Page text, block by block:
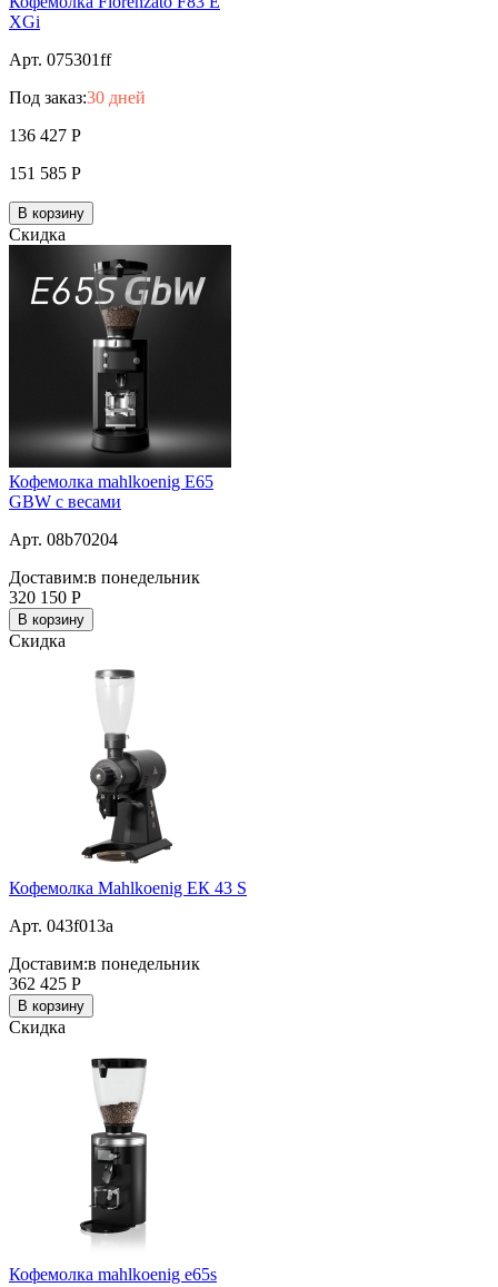
XGi
Арт. 075301ff
Под заказ:30 дней
136 427 Р
151 585 Р
В корзину
Скидка
Кофемолка mahlkoenig E65
GBW с весами
Арт. 08b70204
Доставим:в понедельник
320 150 Р
В корзину
Скидка
Кофемолка Mahlkoenig ЕК 43 S
Арт. 043f013a
Доставим:в понедельник
362 425 Р
В корзину
Скидка
Кофемолка mahlkoenig е65s